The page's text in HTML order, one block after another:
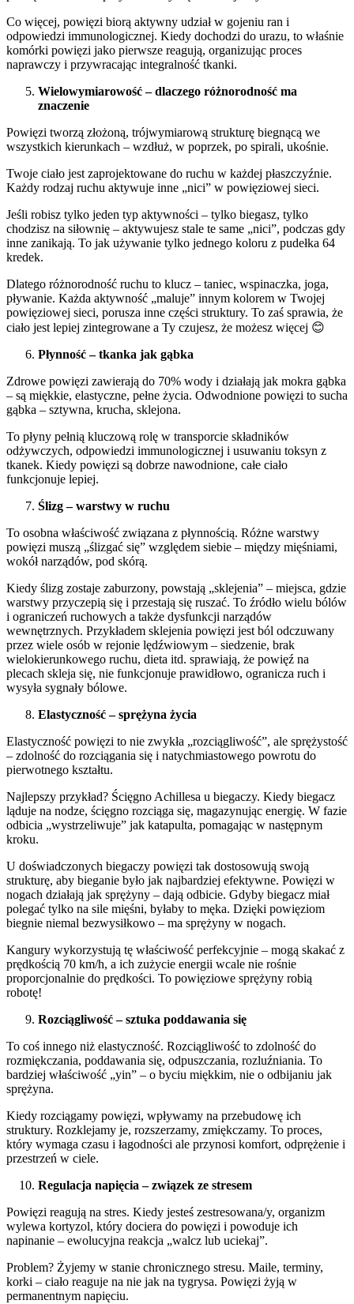
Co więcej, powięzi biorą aktywny udział w gojeniu ran i
odpowiedzi immunologicznej. Kiedy dochodzi do urazu, to właśnie
komórki powięzi jako pierwsze reagują, organizując proces
naprawczy i przywracając integralność tkanki.
Wielowymiarowość – dlaczego różnorodność ma
znaczenie
Powięzi tworzą złożoną, trójwymiarową strukturę biegnącą we
wszystkich kierunkach – wzdłuż, w poprzek, po spirali, ukośnie.
Twoje ciało jest zaprojektowane do ruchu w każdej płaszczyźnie.
Każdy rodzaj ruchu aktywuje inne „nici” w powięziowej sieci.
Jeśli robisz tylko jeden typ aktywności – tylko biegasz, tylko
chodzisz na siłownię – aktywujesz stale te same „nici”, podczas gdy
inne zanikają. To jak używanie tylko jednego koloru z pudełka 64
kredek.
Dlatego różnorodność ruchu to klucz – taniec, wspinaczka, joga,
pływanie. Każda aktywność „maluje” innym kolorem w Twojej
powięziowej sieci, porusza inne części struktury. To zaś sprawia, że
ciało jest lepiej zintegrowane a Ty czujesz, że możesz więcej 😊
Płynność – tkanka jak gąbka
Zdrowe powięzi zawierają do 70% wody i działają jak mokra gąbka
– są miękkie, elastyczne, pełne życia. Odwodnione powięzi to sucha
gąbka – sztywna, krucha, sklejona.
To płyny pełnią kluczową rolę w transporcie składników
odżywczych, odpowiedzi immunologicznej i usuwaniu toksyn z
tkanek. Kiedy powięzi są dobrze nawodnione, całe ciało
funkcjonuje lepiej.
Ślizg – warstwy w ruchu
To osobna właściwość związana z płynnością. Różne warstwy
powięzi muszą „ślizgać się” względem siebie – między mięśniami,
wokół narządów, pod skórą.
Kiedy ślizg zostaje zaburzony, powstają „sklejenia” – miejsca, gdzie
warstwy przyczepią się i przestają się ruszać. To źródło wielu bólów
i ograniczeń ruchowych a także dysfunkcji narządów
wewnętrznych. Przykładem sklejenia powięzi jest ból odczuwany
przez wiele osób w rejonie lędźwiowym – siedzenie, brak
wielokierunkowego ruchu, dieta itd. sprawiają, że powięź na
plecach skleja się, nie funkcjonuje prawidłowo, ogranicza ruch i
wysyła sygnały bólowe.
Elastyczność – sprężyna życia
Elastyczność powięzi to nie zwykła „rozciągliwość”, ale sprężystość
– zdolność do rozciągania się i natychmiastowego powrotu do
pierwotnego kształtu.
Najlepszy przykład? Ścięgno Achillesa u biegaczy. Kiedy biegacz
ląduje na nodze, ścięgno rozciąga się, magazynując energię. W fazie
odbicia „wystrzeliwuje” jak katapulta, pomagając w następnym
kroku.
U doświadczonych biegaczy powięzi tak dostosowują swoją
strukturę, aby bieganie było jak najbardziej efektywne. Powięzi w
nogach działają jak sprężyny – dają odbicie. Gdyby biegacz miał
polegać tylko na sile mięśni, byłaby to męka. Dzięki powięziom
biegnie niemal bezwysiłkowo – ma sprężyny w nogach.
Kangury wykorzystują tę właściwość perfekcyjnie – mogą skakać z
prędkością 70 km/h, a ich zużycie energii wcale nie rośnie
proporcjonalnie do prędkości. To powięziowe sprężyny robią
robotę!
Rozciągliwość – sztuka poddawania się
To coś innego niż elastyczność. Rozciągliwość to zdolność do
rozmiękczania, poddawania się, odpuszczania, rozluźniania. To
bardziej właściwość „yin” – o byciu miękkim, nie o odbijaniu jak
sprężyna.
Kiedy rozciągamy powięzi, wpływamy na przebudowę ich
struktury. Rozklejamy je, rozszerzamy, zmiękczamy. To proces,
który wymaga czasu i łagodności ale przynosi komfort, odprężenie i
przestrzeń w ciele.
Regulacja napięcia – związek ze stresem
Powięzi reagują na stres. Kiedy jesteś zestresowana/y, organizm
wylewa kortyzol, który dociera do powięzi i powoduje ich
napinanie – ewolucyjna reakcja „walcz lub uciekaj”.
Problem? Żyjemy w stanie chronicznego stresu. Maile, terminy,
korki – ciało reaguje na nie jak na tygrysa. Powięzi żyją w
permanentnym napięciu.